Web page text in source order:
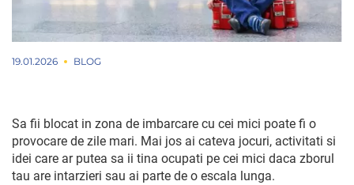
19.01.2026 BLOG
Sa fii blocat in zona de imbarcare cu cei mici poate fi o
provocare de zile mari. Mai jos ai cateva jocuri, activitati si
idei care ar putea sa ii tina ocupati pe cei mici daca zborul
tau are intarzieri sau ai parte de o escala lunga.